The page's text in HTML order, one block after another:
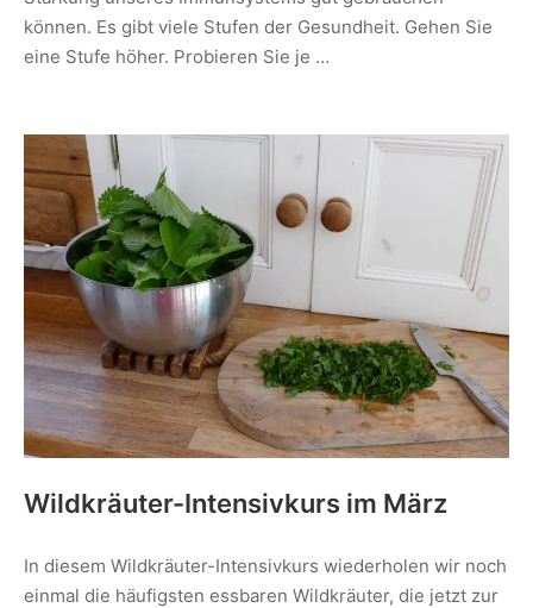
können. Es gibt viele Stufen der Gesundheit. Gehen Sie
eine Stufe höher. Probieren Sie je …
Wildkräuter-Intensivkurs im März
In diesem Wildkräuter-Intensivkurs wiederholen wir noch
einmal die häufigsten essbaren Wildkräuter, die jetzt zur